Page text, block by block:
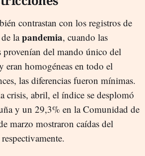
contrastan con los registros de
lapandemia, cuando las
provenían del mando único del
eran homogéneas en todo el
las diferencias fueron mínimas.
crisis, abril, el índice se desplomó
y un 29,3% en la Comunidad de
marzo mostraron caídas del